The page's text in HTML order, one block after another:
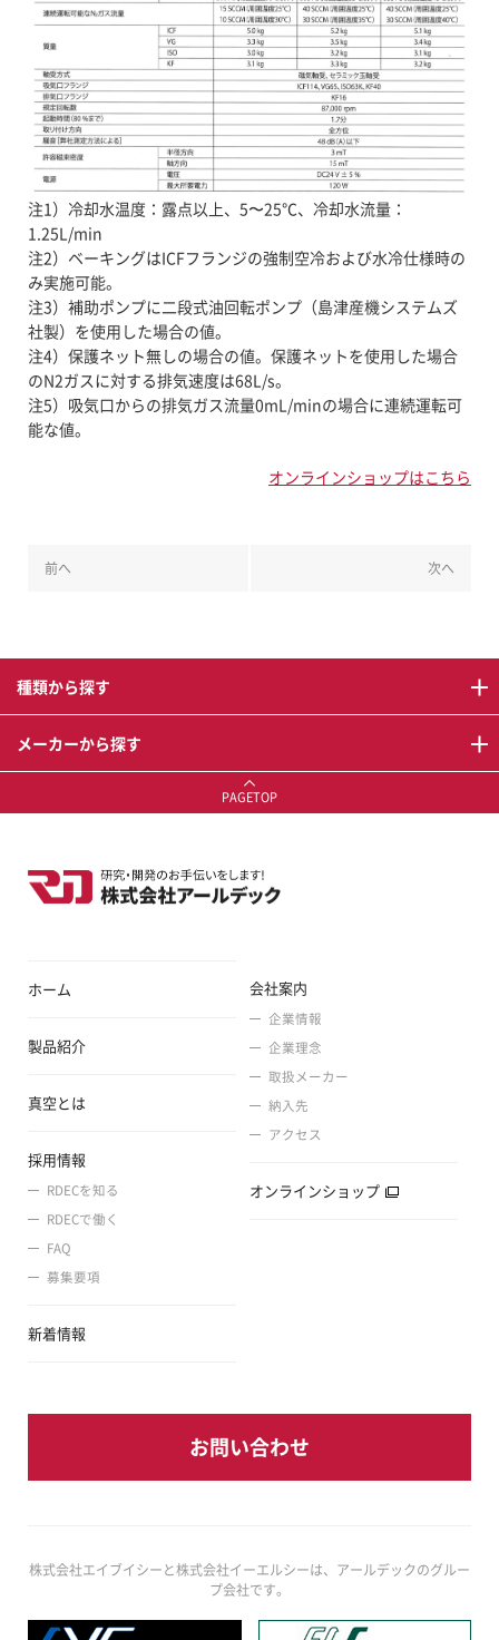
注1）冷却水温度：露点以上、5〜25℃、冷却水流量：
1.25L/min
注2）ベーキングはICFフランジの強制空冷および水冷仕様時の
み実施可能。
注3）補助ポンプに二段式油回転ポンプ（島津産機システムズ
社製）を使用した場合の値。
注4）保護ネット無しの場合の値。保護ネットを使用した場合
のN2ガスに対する排気速度は68L/s。
注5）吸気口からの排気ガス流量0mL/minの場合に連続運転可
能な値。
オンラインショップはこちら
前へ 次へ
種類から探す
メーカーから探す
PAGETOP
ホーム 会社案内
企業情報
企業理念
取扱メーカー
納入先
アクセス
製品紹介
真空とは
採用情報
RDECを知る
RDECで働く
FAQ
募集要項
新着情報
オンラインショップ
お問い合わせ
株式会社エイブイシーと株式会社イーエルシーは、アールデックのグルー
プ会社です。